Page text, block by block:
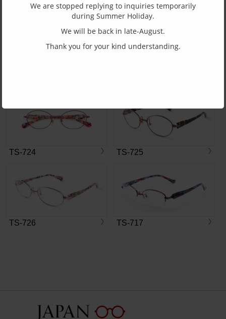
TS-720 TS-721
TS-724 TS-725
TS-726 TS-717
We are stopped replying to inquiries temporarily
during Summer Holiday.
We will be back in late-August.
Thank you for your kind understanding.